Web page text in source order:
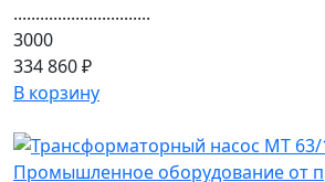
...............................
3000
334 860 ₽
В корзину